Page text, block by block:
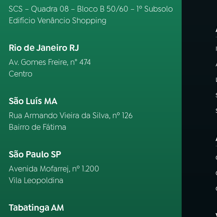
SCS – Quadra 08 – Bloco B 50/60 – 1º Subsolo
Edifício Venâncio Shopping
Rio de Janeiro RJ
Av. Gomes Freire, n° 474
Centro
São Luís MA
Rua Armando Vieira da Silva, nº 126
Bairro de Fátima
São Paulo SP
Avenida Mofarrej, nº 1.200
Vila Leopoldina
Tabatinga AM